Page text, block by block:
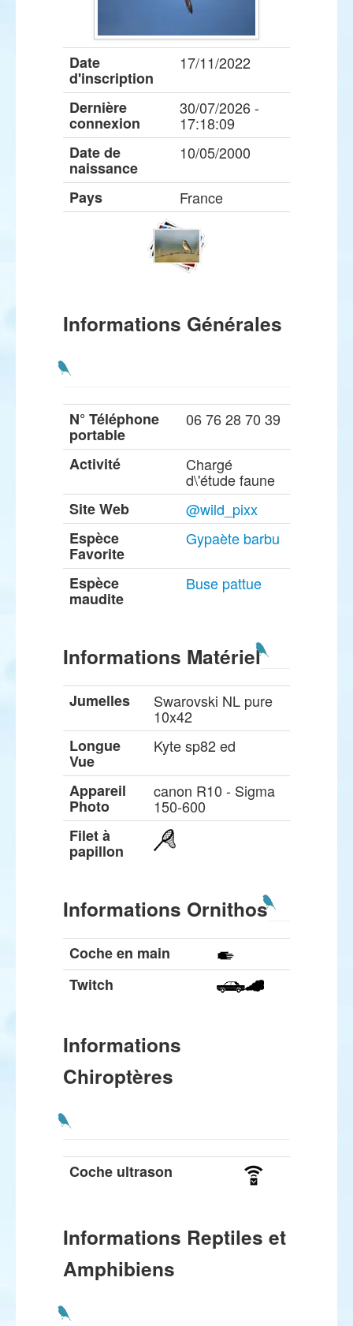
Date
d'inscription
17/11/2022
Dernière
connexion
30/07/2026 -
17:18:09
Date de
naissance
10/05/2000
Pays France
Informations Générales
N° Téléphone
portable
06 76 28 70 39
Activité Chargé
d\'étude faune
Site Web
@wild_pixx
Espèce
Favorite
Gypaète barbu
Espèce
maudite
Buse pattue
Informations Matériel
Jumelles Swarovski NL pure
10x42
Longue
Vue
Kyte sp82 ed
Appareil
Photo
canon R10 - Sigma
150-600
Filet à
papillon
Informations Ornithos
Coche en main
Twitch
Informations
Chiroptères
Coche ultrason
Informations Reptiles et
Amphibiens